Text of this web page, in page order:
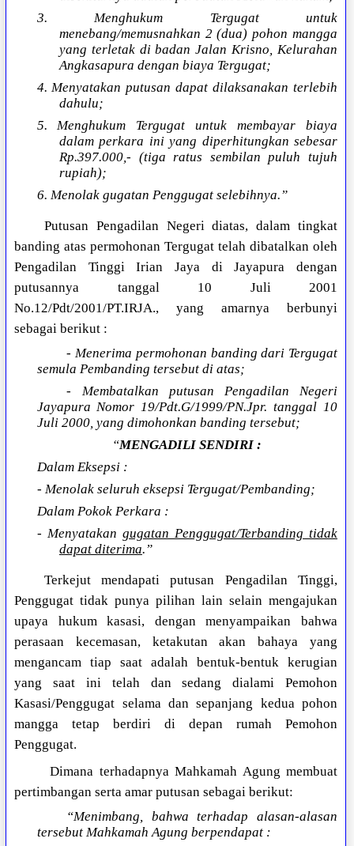
3. Menghukum Tergugat untuk
menebang/memusnahkan 2 (dua) pohon mangga
yang terletak di badan Jalan Krisno, Kelurahan
Angkasapura dengan biaya Tergugat;
4. Menyatakan putusan dapat dilaksanakan terlebih
dahulu;
5. Menghukum Tergugat untuk membayar biaya
dalam perkara ini yang diperhitungkan sebesar
Rp.397.000,- (tiga ratus sembilan puluh tujuh
rupiah);
6. Menolak gugatan Penggugat selebihnya.”
Putusan Pengadilan Negeri diatas, dalam tingkat
banding atas permohonan Tergugat telah dibatalkan oleh
Pengadilan Tinggi Irian Jaya di Jayapura dengan
putusannya tanggal 10 Juli 2001
No.12/Pdt/2001/PT.IRJA., yang amarnya berbunyi
sebagai berikut :
- Menerima permohonan banding dari Tergugat
semula Pembanding tersebut di atas;
- Membatalkan putusan Pengadilan Negeri
Jayapura Nomor 19/Pdt.G/1999/PN.Jpr. tanggal 10
Juli 2000, yang dimohonkan banding tersebut;
“MENGADILI SENDIRI :
Dalam Eksepsi :
- Menolak seluruh eksepsi Tergugat/Pembanding;
Dalam Pokok Perkara :
- Menyatakan gugatan Penggugat/Terbanding tidak
dapat diterima.”
Terkejut mendapati putusan Pengadilan Tinggi,
Penggugat tidak punya pilihan lain selain mengajukan
upaya hukum kasasi, dengan menyampaikan bahwa
perasaan kecemasan, ketakutan akan bahaya yang
mengancam tiap saat adalah bentuk-bentuk kerugian
yang saat ini telah dan sedang dialami Pemohon
Kasasi/Penggugat selama dan sepanjang kedua pohon
mangga tetap berdiri di depan rumah Pemohon
Penggugat.
Dimana terhadapnya Mahkamah Agung membuat
pertimbangan serta amar putusan sebagai berikut:
“Menimbang, bahwa terhadap alasan-alasan
tersebut Mahkamah Agung berpendapat :